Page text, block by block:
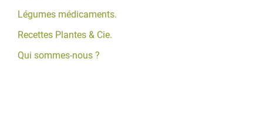
Légumes médicaments.
Recettes Plantes & Cie.
Qui sommes-nous ?